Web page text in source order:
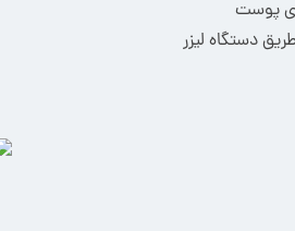
پوست
دستگاه لیزر